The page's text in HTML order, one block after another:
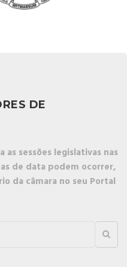
DE
as sessões legislativas nas
de data podem ocorrer,
da câmara no seu Portal